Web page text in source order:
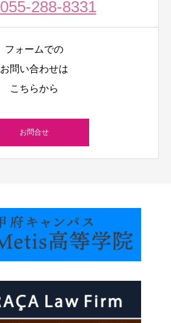
055-288-8331
フォームでの
お問い合わせは
こちらから
お問合せ